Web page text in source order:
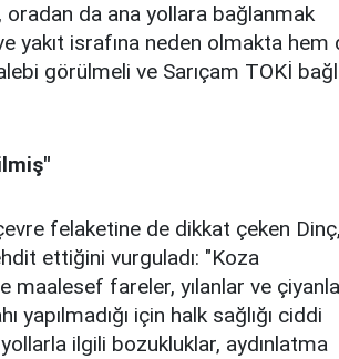
oradan da ana yollara bağlanmak
yakıt israfına neden olmakta hem
görülmeli ve Sarıçam TOKİ
felaketine de dikkat çeken Dinç,
ettiğini vurguladı: "Koza
fareler, yılanlar ve
yapılmadığı için halk sağlığı ciddi
ilgili bozukluklar, aydınlatma